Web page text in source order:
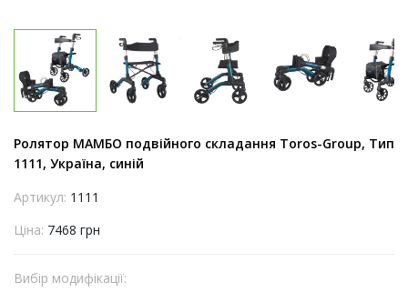
Ролятор МАМБО подвійного складання Toros-Group, Тип
1111, Україна, синій
Артикул: 1111
Ціна: 7468 грн
Вибір модифікації: